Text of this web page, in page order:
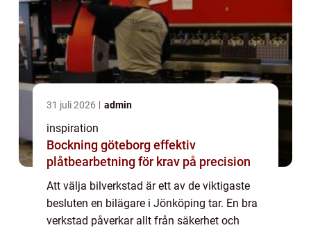
31 juli 2026 admin
inspiration
Bockning göteborg effektiv
plåtbearbetning för krav på precision
Att välja bilverkstad är ett av de viktigaste
besluten en bilägare i Jönköping tar. En bra
verkstad påverkar allt från säkerhet och